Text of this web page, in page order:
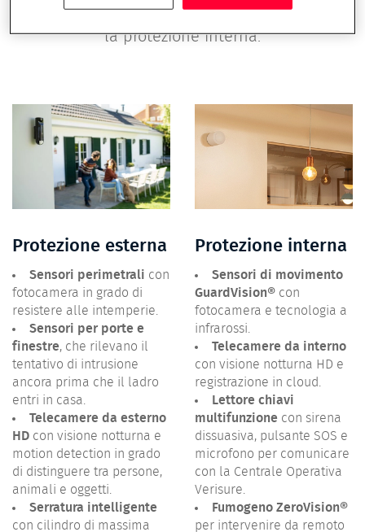
protezione esterna all’immobile, che garantire
la protezione interna.
Protezione esterna
Sensori perimetrali con
fotocamera in grado di
resistere alle intemperie.
Sensori per porte e
finestre, che rilevano il
tentativo di intrusione
ancora prima che il ladro
entri in casa.
Telecamere da esterno
HD con visione notturna e
motion detection in grado
di distinguere tra persone,
animali e oggetti.
Serratura intelligente
con cilindro di massima
Protezione interna
Sensori di movimento
GuardVision® con
fotocamera e tecnologia a
infrarossi.
Telecamere da interno
con visione notturna HD e
registrazione in cloud.
Lettore chiavi
multifunzione con sirena
dissuasiva, pulsante SOS e
microfono per comunicare
con la Centrale Operativa
Verisure.
Fumogeno ZeroVision®
per intervenire da remoto